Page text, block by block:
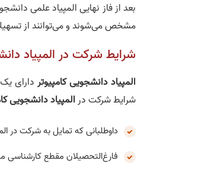
بعد از فاز نهایی المپیاد علمی
مشخص می‌شوند و می‌توانند از
شرایط شرکت در المپیاد
المپیاد دانشجویی کامپیوتر دارای
شرایط شرکت درالمپیاد دانشجویی
داوطلبانی که تمایل به شرکت در المپیاد دارند
فارغ‌التحصیلان مقطع کارشناسی